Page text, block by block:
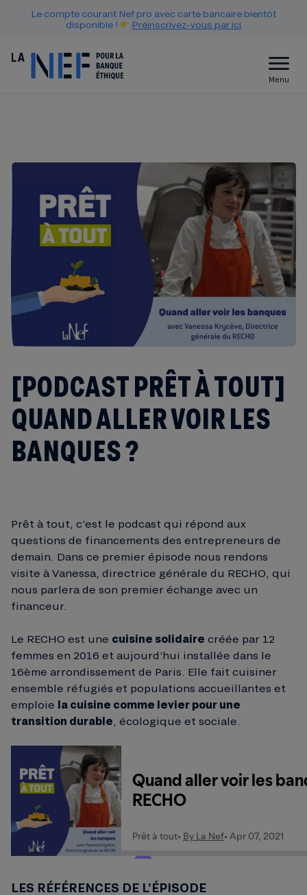
Le compte courant Nef pro avec carte bancaire bientôt
disponible !
Préinscrivez-vous par ici
Menu
[PODCAST PRÊT À TOUT]
QUAND ALLER VOIR LES
BANQUES ?
Prêt à tout, c’est le podcast qui répond aux
questions de financements des entrepreneurs de
demain. Dans ce premier épisode nous rendons
visite à Vanessa, directrice générale du RECHO, qui
nous parlera de son premier échange avec un
financeur.
Le RECHO est une cuisine solidaire créée par 12
femmes en 2016 et aujourd’hui installée dans le
16ème arrondissement de Paris. Elle fait cuisiner
ensemble réfugiés et populations accueillantes et
emploie la cuisine comme levier pour une
transition durable , écologique et sociale.
LES RÉFÉRENCES DE L’ÉPISODE